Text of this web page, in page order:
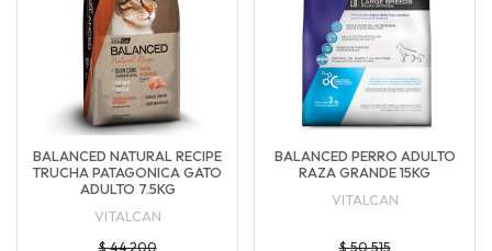
BALANCED NATURAL RECIPE
TRUCHA PATAGONICA GATO
ADULTO 7.5KG
VITALCAN
$ 44.200
BALANCED PERRO ADULTO
RAZA GRANDE 15KG
VITALCAN
$ 50.515